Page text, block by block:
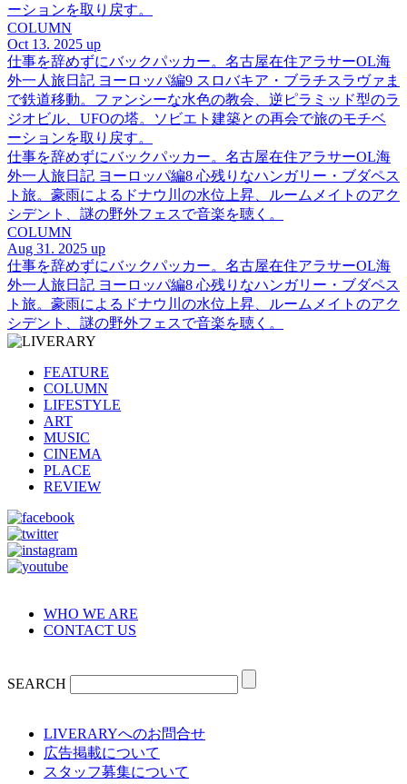
ーションを取り戻す。
COLUMN
Oct 13. 2025 up
仕事を辞めずにバックパッカー。名古屋在住アラサーOL海
外一人旅日記 ヨーロッパ編9 スロバキア・ブラチスラヴァま
で鉄道移動。ファンシーな水色の教会、逆ピラミッド型のラ
ジオビル、UFOの塔。ソビエト建築との再会で旅のモチベ
ーションを取り戻す。
仕事を辞めずにバックパッカー。名古屋在住アラサーOL海
外一人旅日記 ヨーロッパ編8 心残りなハンガリー・ブダペス
ト旅。豪雨によるドナウ川の水位上昇、ルームメイトのアク
シデント、謎の野外フェスで音楽を聴く。
COLUMN
Aug 31. 2025 up
仕事を辞めずにバックパッカー。名古屋在住アラサーOL海
外一人旅日記 ヨーロッパ編8 心残りなハンガリー・ブダペス
ト旅。豪雨によるドナウ川の水位上昇、ルームメイトのアク
シデント、謎の野外フェスで音楽を聴く。
FEATURE
COLUMN
LIFESTYLE
ART
MUSIC
CINEMA
PLACE
REVIEW
WHO WE ARE
CONTACT US
SEARCH
LIVERARYへのお問合せ
広告掲載について
スタッフ募集について